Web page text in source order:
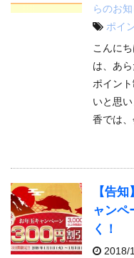
らのお
ポイ
こんに
は、あ
ポイン
いと思
香では
【告
ャンペ
く！
2018/